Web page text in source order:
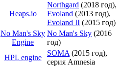
Heaps.io
Northgard (2018 год),
Evoland (2013 год),
Evoland II (2015 год)
No Man's Sky
Engine
No Man's Sky (2016
год)
HPL engine
SOMA (2015 год),
серия Amnesia